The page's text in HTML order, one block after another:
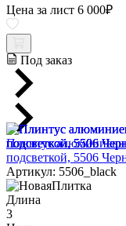
Цена за лист 6 000₽
Под заказ
Плинтус
подсветкой, 5506
Артикул: 5506_black
Длина
3